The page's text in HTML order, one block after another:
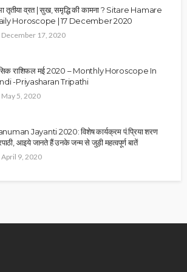
तृतीया व्रत | सुख, समृद्धि की कामना ? Sitare Hamare
Horoscope | 17 December 2020
December 17, 2020
राशिफल मई 2020 – Monthly Horoscope In
-Priyasharan Tripathi
May 5, 2020
Jayanti 2020: विशेष कार्यक्रम पं.प्रिया शरण
आइये जानते हैं उनके जन्म से जुड़ी महत्वपूर्ण बातें
April 9, 2020